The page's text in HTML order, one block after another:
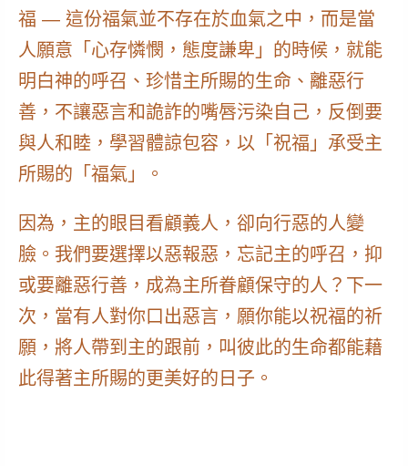
福 — 這份福氣並不存在於血氣之中，而是當
人願意「心存憐憫，態度謙卑」的時候，就能
明白神的呼召、珍惜主所賜的生命、離惡行
善，不讓惡言和詭詐的嘴唇污染自己，反倒要
與人和睦，學習體諒包容，以「祝福」承受主
所賜的「福氣」。
因為，主的眼目看顧義人，卻向行惡的人變
臉。我們要選擇以惡報惡，忘記主的呼召，抑
或要離惡行善，成為主所眷顧保守的人？下一
次，當有人對你口出惡言，願你能以祝福的祈
願，將人帶到主的跟前，叫彼此的生命都能藉
此得著主所賜的更美好的日子。